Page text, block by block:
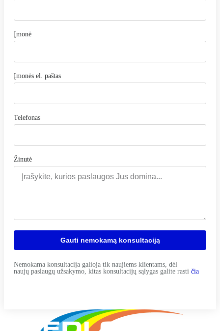
Įmonė
Įmonės el. paštas
Telefonas
Žinutė
Gauti nemokamą konsultaciją
Nemokama konsultacija galioja tik naujiems klientams, dėl
naujų paslaugų užsakymo, kitas konsultacijų sąlygas galite rasti čia